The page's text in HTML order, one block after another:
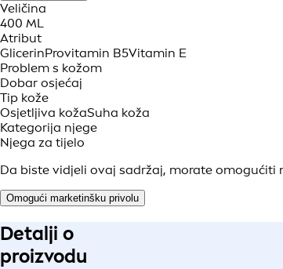
Veličina
400 ML
Atribut
GlicerinProvitamin B5Vitamin E
Problem s kožom
Dobar osjećaj
Tip kože
Osjetljiva kožaSuha koža
Kategorija njege
Njega za tijelo
Da biste vidjeli ovaj sadržaj, morate omogućiti
Omogući marketinšku privolu
Detalji o
proizvodu